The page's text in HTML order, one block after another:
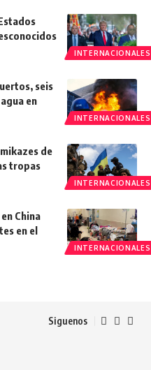
INTERNACIONALES
INTERNACIONALES
seis
en
INTERNACIONALES
de
tropas
INTERNACIONALES
China
en el
Siguenos